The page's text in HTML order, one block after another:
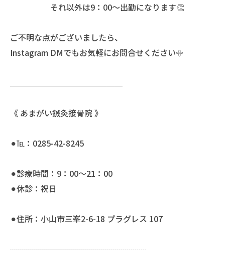
それ以外は9：00〜出勤になります👏
ご不明な点がございましたら、
Instagram DMでもお気軽にお問合せください𖧷
《 あまがい鍼灸接骨院 》
⚫︎℡：0285-42-8245
⚫︎診療時間：9：00〜21：00
⚫︎休診：祝日
⚫︎住所：小山市三峯2-6-18 プラグレス 107
┈┈┈┈┈┈┈┈┈┈┈┈┈┈┈┈┈